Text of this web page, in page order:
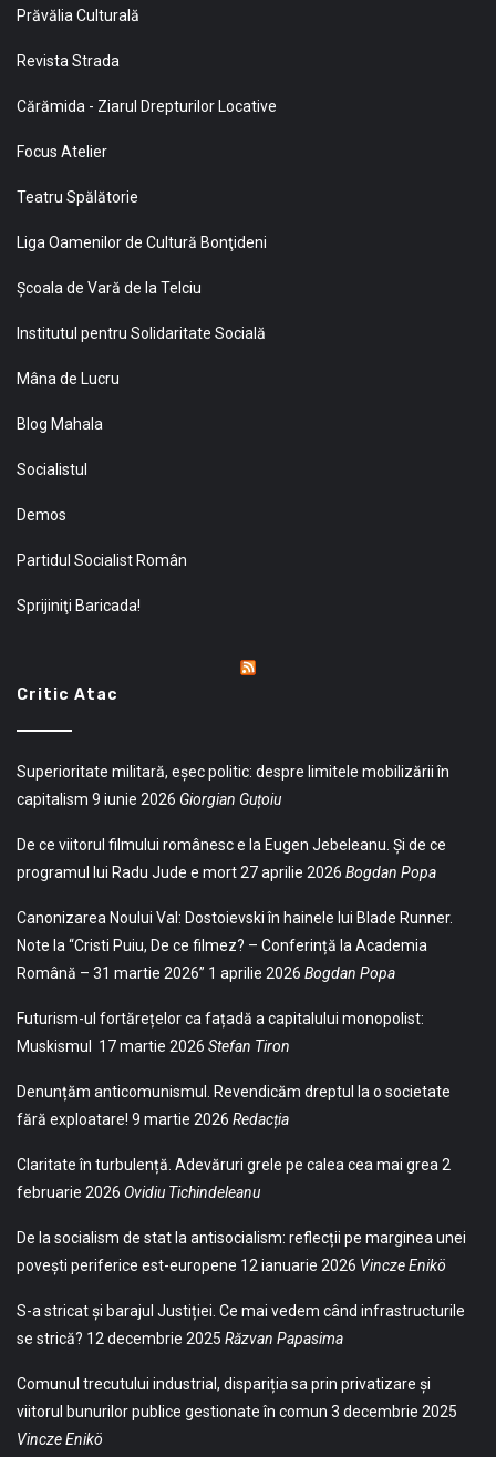
Prăvălia Culturală
Revista Strada
Cărămida - Ziarul Drepturilor Locative
Focus Atelier
Teatru Spălătorie
Liga Oamenilor de Cultură Bonţideni
Şcoala de Vară de la Telciu
Institutul pentru Solidaritate Socială
Mâna de Lucru
Blog Mahala
Socialistul
Demos
Partidul Socialist Român
Sprijiniţi Baricada!
Critic Atac
Superioritate militară, eșec politic: despre limitele mobilizării în
capitalism 9 iunie 2026 Giorgian Guțoiu
De ce viitorul filmului românesc e la Eugen Jebeleanu. Și de ce
programul lui Radu Jude e mort27 aprilie 2026 Bogdan Popa
Canonizarea Noului Val: Dostoievski în hainele lui Blade Runner.
Note la “Cristi Puiu, De ce filmez? – Conferință la Academia
Română – 31 martie 2026” 1 aprilie 2026 Bogdan Popa
Futurism-ul fortărețelor ca fațadă a capitalului monopolist:
Muskismul
17 martie 2026 Stefan Tiron
Denunțăm anticomunismul. Revendicăm dreptul la o societate
fără exploatare! 9 martie 2026 Redacția
Claritate în turbulență. Adevăruri grele pe calea cea mai grea 2
februarie 2026 Ovidiu Tichindeleanu
De la socialism de stat la antisocialism: reflecții pe marginea unei
povești periferice est-europene 12 ianuarie 2026 Vincze Enikö
S-a stricat și barajul Justiției. Ce mai vedem când infrastructurile
se strică? 12 decembrie 2025 Răzvan Papasima
Comunul trecutului industrial, dispariția sa prin privatizare și
viitorul bunurilor publice gestionate în comun 3 decembrie 2025
Vincze Enikö